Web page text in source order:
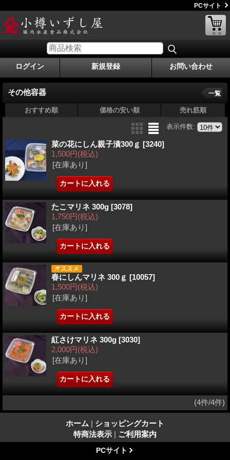
PCサイト
ログイン 新規登録 お問い合わせ
その他容器 一覧
おすすめ順 価格の安い順 売れ筋順
表示件数:
菜の花にしん親子漬300ｇ [3240]
1,500円(税込)
[在庫あり]
たこマリネ 300g [3078]
1,750円(税込)
[在庫あり]
春にしんマリネ 300ｇ [10057]
1,500円(税込)
[在庫あり]
紅さけマリネ 300g [3030]
2,000円(税込)
[在庫あり]
(4件/4件)
ホーム | ショッピングカート
特商法表示 | ご利用案内
PCサイト